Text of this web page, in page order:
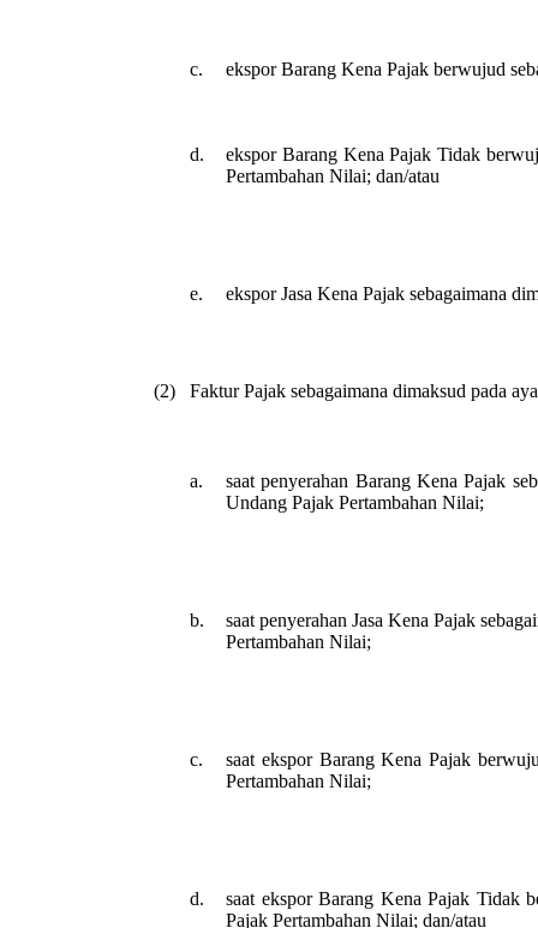
c. ekspor Barang Kena Pajak berwujud
d.
ekspor Barang Kena Pajak Tidak
Pertambahan Nilai; dan/atau
e. ekspor Jasa Kena Pajak sebagaimana
(2) Faktur Pajak sebagaimana dimaksud pada
a.
saat penyerahan Barang Kena Pajak
Undang Pajak Pertambahan Nilai;
b.
saat penyerahan Jasa Kena Pajak
Pertambahan Nilai;
c.
saat ekspor Barang Kena Pajak
Pertambahan Nilai;
d.
saat ekspor Barang Kena Pajak Tidak
Pajak Pertambahan Nilai; dan/atau